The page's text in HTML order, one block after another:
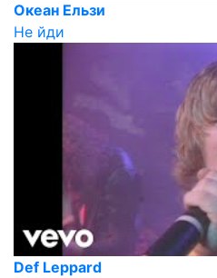
Океан Ельзи
Не йди
Def Leppard